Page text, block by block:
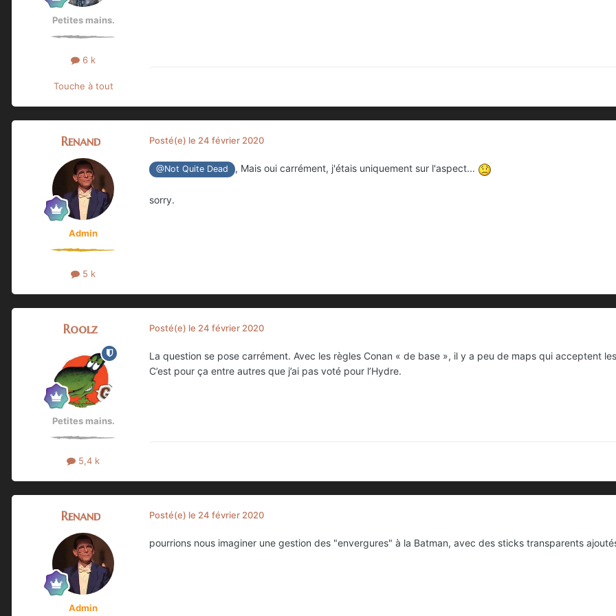
Petites mains.
6 k
Touche à tout
Renand
Admin
5 k
Posté(e) le 24 février 2020
@Not Quite Dead , Mais oui carrément, j'étais uniquement sur l'aspect...
sorry.
Roolz
Petites mains.
5,4 k
Posté(e) le 24 février 2020
La question se pose carrément. Avec les règles Conan « de base », il y a peu de maps qui acceptent
C’est pour ça entre autres que j’ai pas voté pour l’Hydre.
Renand
Admin
Posté(e) le 24 février 2020
pourrions nous imaginer une gestion des "envergures" à la Batman, avec des sticks transparents